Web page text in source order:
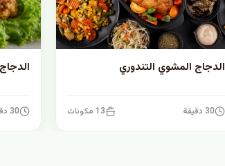
الدجاج المشوي التندوري
30 دقيقة 13 مكونات 30 دقيقة